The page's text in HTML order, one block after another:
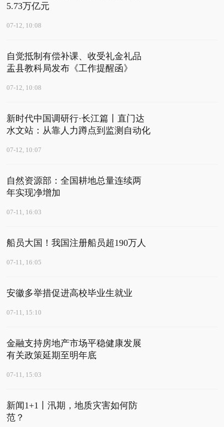
5.73万亿元
07-12, 10:08
自觉抵制有偿补课、收受礼金礼品
盂县教科局发布《工作提醒函》
07-12, 10:08
新时代中国调研行·长江篇丨直门达
水文站：从靠人力蹲点到监测自动化
07-12, 10:07
自然资源部：全国耕地总量连续两
年实现净增加
07-11, 16:03
船员大国！我国注册船员超190万人
07-11, 16:05
安徽多举措促进高校毕业生就业
07-11, 15:10
金融支持房地产市场平稳健康发展
有关政策延期至明年底
07-11, 15:03
新闻1+1丨汛期，地质灾害如何防
范？